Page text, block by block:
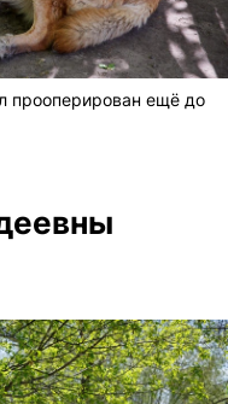
прооперирован ещё до